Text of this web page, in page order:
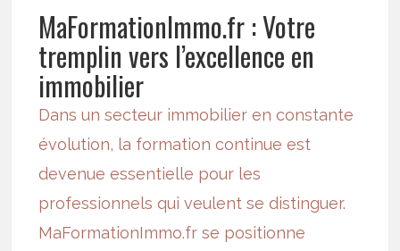
MaFormationImmo.fr : Votre
tremplin vers l’excellence en
immobilier
Dans un secteur immobilier en constante
évolution, la formation continue est
devenue essentielle pour les
professionnels qui veulent se distinguer.
MaFormationImmo.fr se positionne